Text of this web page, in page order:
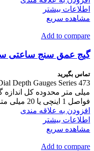
اطلاعات بیشتر
مشاهده سریع
Add to compare
گیج عمق سنج ساعتی سری 473
تماس بگیرید
میلی متر محدوده کل اندازه
فواصل 1 اینچی یا 20 میلی متری انجام می شود.
افزودن به علاقه مندی
اطلاعات بیشتر
مشاهده سریع
Add to compare